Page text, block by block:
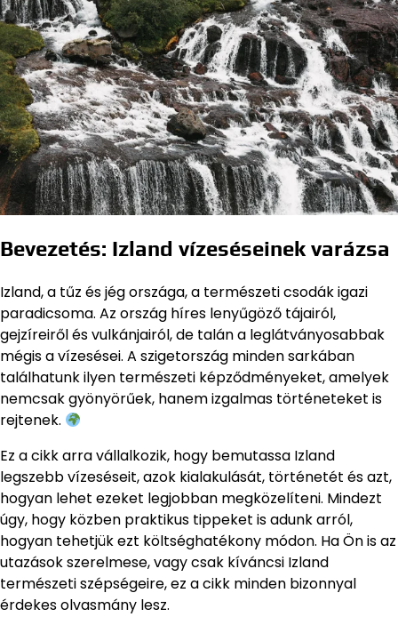
Bevezetés: Izland vízeséseinek varázsa
Izland, a tűz és jég országa, a természeti csodák igazi
paradicsoma. Az ország híres lenyűgöző tájairól,
gejzíreiről és vulkánjairól, de talán a leglátványosabbak
mégis a vízesései. A szigetország minden sarkában
találhatunk ilyen természeti képződményeket, amelyek
nemcsak gyönyörűek, hanem izgalmas történeteket is
rejtenek.
Ez a cikk arra vállalkozik, hogy bemutassa Izland
legszebb vízeséseit, azok kialakulását, történetét és azt,
hogyan lehet ezeket legjobban megközelíteni. Mindezt
úgy, hogy közben praktikus tippeket is adunk arról,
hogyan tehetjük ezt költséghatékony módon. Ha Ön is az
utazások szerelmese, vagy csak kíváncsi Izland
természeti szépségeire, ez a cikk minden bizonnyal
érdekes olvasmány lesz.